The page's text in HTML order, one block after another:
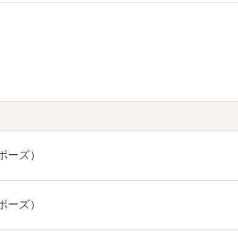
ーズ）
ーズ）